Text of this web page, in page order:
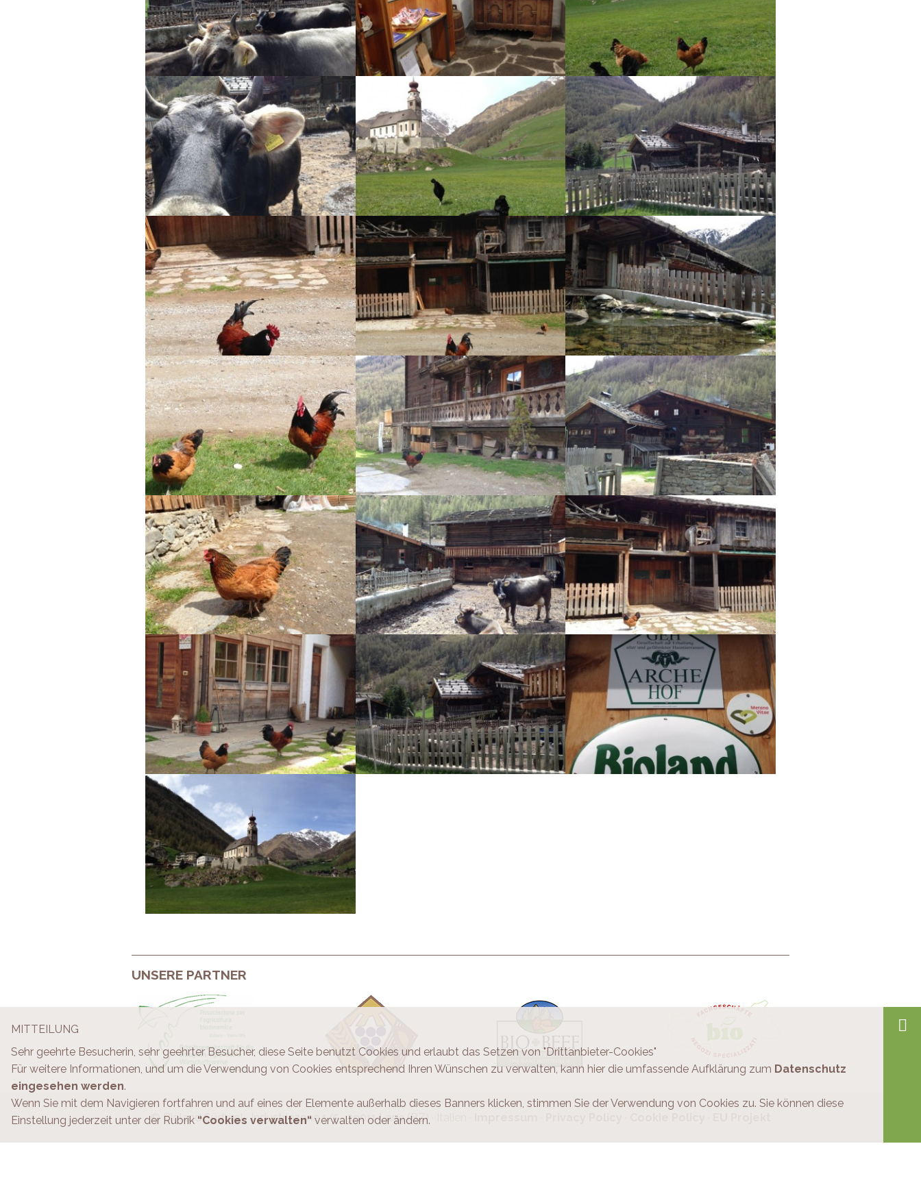
UNSERE PARTNER
© Bioland Südtirol · Industriezone 1/5 · 39011 Lana (BZ) · Italien ·
MITTEILUNG
Sehr geehrte Besucherin, sehr geehrter Besucher, diese Seite benutzt Cookies und erlaubt das Setzen von "Drittanbieter-Cookies"
Für weitere Informationen, und um die Verwendung von Cookies entsprechend Ihren Wünschen zu verwalten, kann hier die umfassende Aufklärung zum Datenschutz
eingesehen werden.
Wenn Sie mit dem Navigieren fortfahren und auf eines der Elemente außerhalb dieses Banners klicken, stimmen Sie der Verwendung von Cookies zu. Sie können diese
Einstellung jederzeit unter der Rubrik “Cookies verwalten“ verwalten oder ändern.